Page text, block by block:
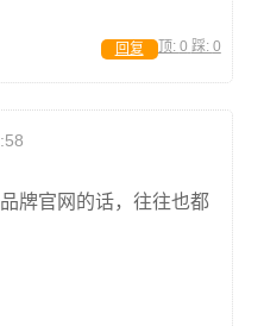
顶: 0 踩: 0
回复
牌官网的话，往往也都